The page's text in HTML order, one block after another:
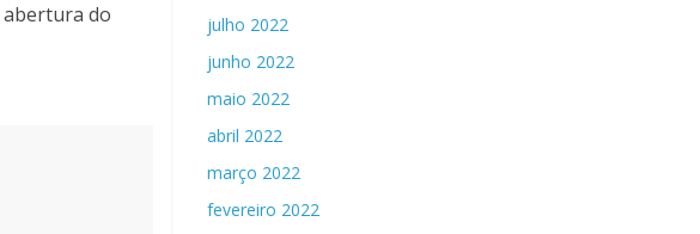
abertura do
julho 2022
junho 2022
maio 2022
abril 2022
março 2022
fevereiro 2022